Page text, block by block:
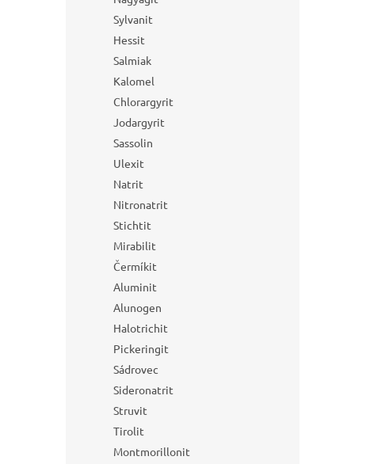
Sylvanit
Hessit
Salmiak
Kalomel
Chlorargyrit
Jodargyrit
Sassolin
Ulexit
Natrit
Nitronatrit
Stichtit
Mirabilit
Čermíkit
Aluminit
Alunogen
Halotrichit
Pickeringit
Sádrovec
Sideronatrit
Struvit
Tirolit
Montmorillonit